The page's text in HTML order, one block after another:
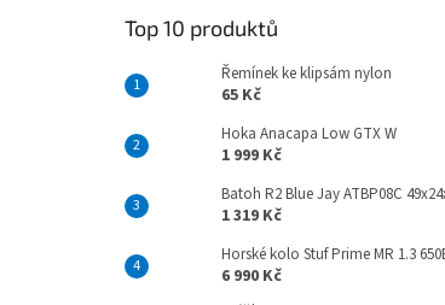
Top 10 produktů
Řemínek ke klipsám nylon
65 Kč
Hoka Anacapa Low GTX W
1 999 Kč
Batoh R2 Blue Jay ATBP08C
1 319 Kč
Horské kolo Stuf Prime MR 1.3
6 990 Kč